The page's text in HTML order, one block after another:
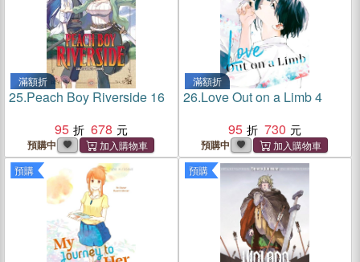
滿額折
25.Peach Boy Riverside 16
95
678
預購中
滿額折
26.Love Out on a Limb 4
95
730
預購中
預購 預購